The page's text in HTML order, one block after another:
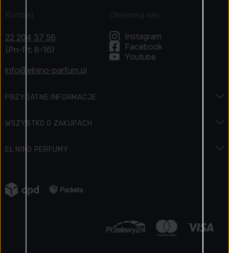
Kontakt
22 204 37 56
(Pn-Pt: 8-16)
info@elnino-parfum.pl
PRZYDATNE INFORMACJE
Święta i promocje
Jak zbieramy opinie o produktach
WSZYSTKO O ZAKUPACH
Zwroty
Reklamacja towaru
EL NINO PERFUMY
Napisali o nas
Obserwuj nas
Instagram
Facebook
Youtube